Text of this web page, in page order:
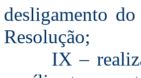
desligamento
Resolução;
IX –